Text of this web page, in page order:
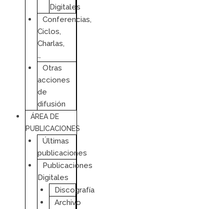
Digitales
Conferencias,
Ciclos,
Charlas,
…
Otras
acciones
de
difusión
ÁREA DE
PUBLICACIONES
Últimas
publicaciones
Publicaciones
Digitales
Discografía
Archivo